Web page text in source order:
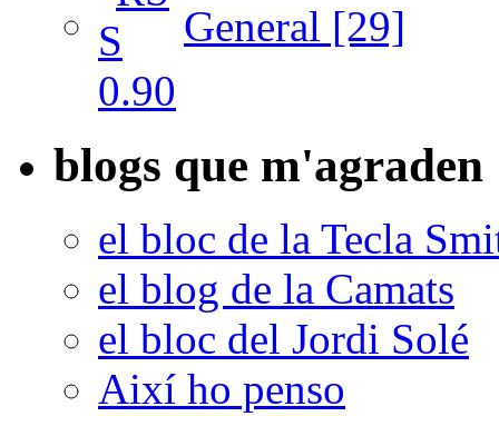
General [29]
blogs que m'agraden
el bloc de la Tecla
el blog de la Camats
el bloc del Jordi Solé
Així ho penso